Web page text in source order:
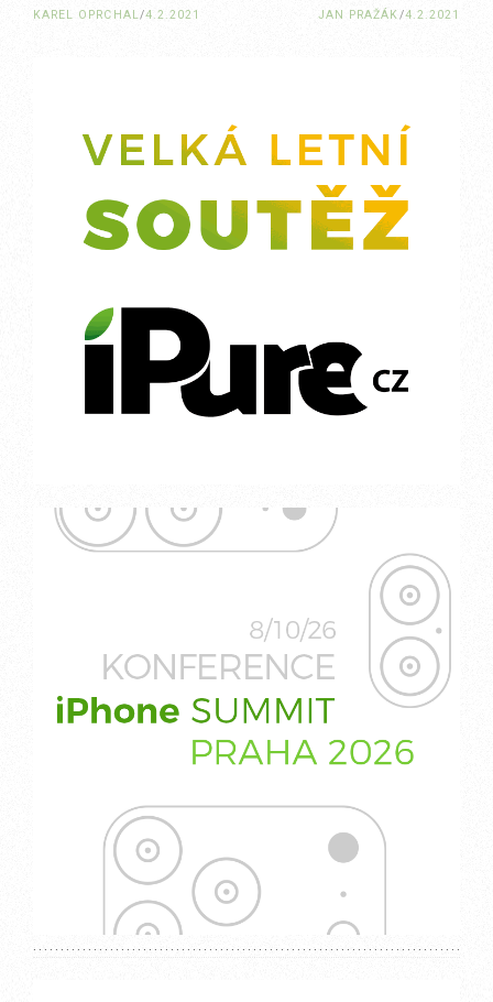
JAN PRAŽÁK/4.2.2021
KAREL OPRCHAL/4.2.2021